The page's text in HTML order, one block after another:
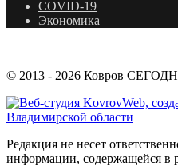
COVID-19
Экономика
© 2013 - 2026 Ковров
Редакция не несет
информации, содержащейся в